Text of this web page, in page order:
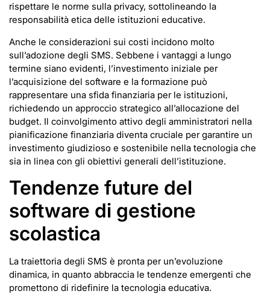
rispettare le norme sulla privacy, sottolineando la
responsabilità etica delle istituzioni educative.
Anche le considerazioni sui costi incidono molto
sull’adozione degli SMS. Sebbene i vantaggi a lungo
termine siano evidenti, l’investimento iniziale per
l’acquisizione del software e la formazione può
rappresentare una sfida finanziaria per le istituzioni,
richiedendo un approccio strategico all’allocazione del
budget. Il coinvolgimento attivo degli amministratori nella
pianificazione finanziaria diventa cruciale per garantire un
investimento giudizioso e sostenibile nella tecnologia che
sia in linea con gli obiettivi generali dell’istituzione.
Tendenze future del
software di gestione
scolastica
La traiettoria degli SMS è pronta per un’evoluzione
dinamica, in quanto abbraccia le tendenze emergenti che
promettono di ridefinire la tecnologia educativa.